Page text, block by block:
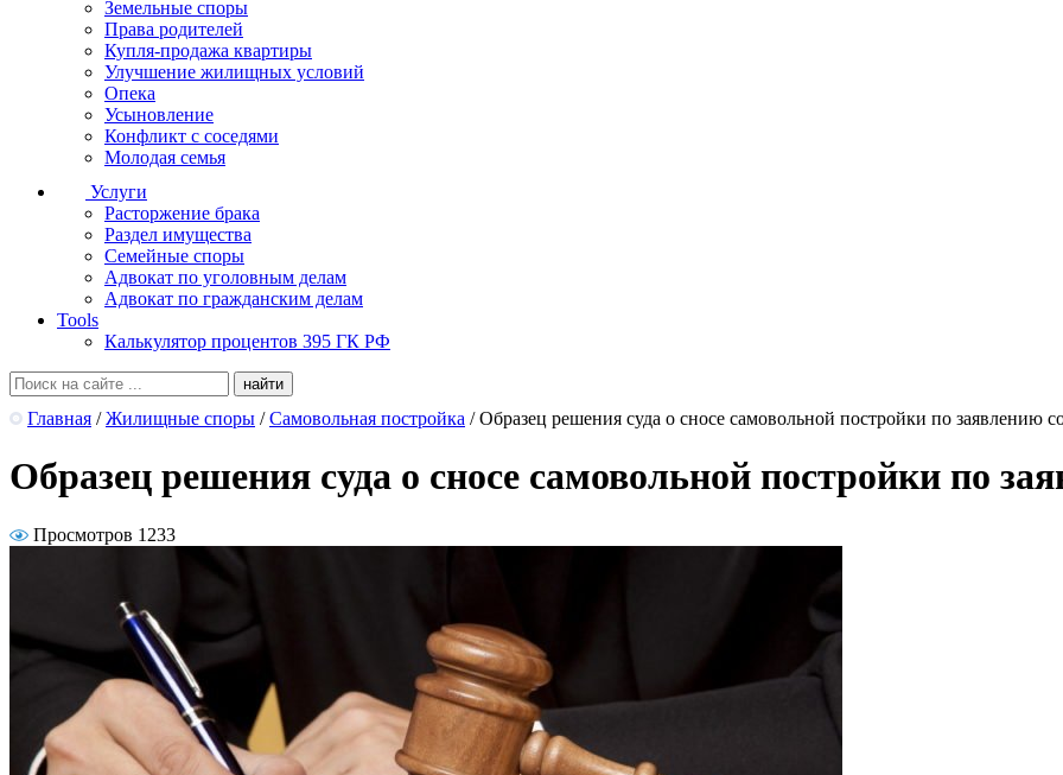
Земельные споры
Права родителей
Купля-продажа квартиры
Улучшение жилищных условий
Опека
Усыновление
Конфликт с соседями
Молодая семья
Услуги
Расторжение брака
Раздел имущества
Семейные споры
Адвокат по уголовным делам
Адвокат по гражданским делам
Tools
Калькулятор процентов 395 ГК РФ
Главная / Жилищные споры / Самовольная постройка / Образец решения суда о сносе самовольной постройки по заявлению
Образец решения суда о сносе самовольной постройки по
Просмотров 1233